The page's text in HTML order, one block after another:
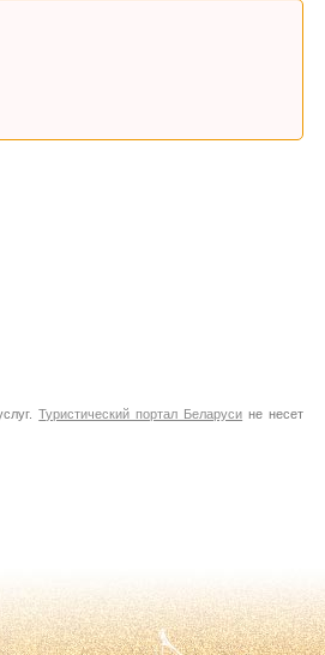
Туристический портал Беларуси не несет